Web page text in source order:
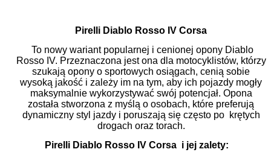
Pirelli Diablo Rosso IV Corsa
To nowy wariant popularnej i cenionej opony Diablo
Rosso IV. Przeznaczona jest ona dla motocyklistów, którzy
szukają opony o sportowych osiągach, cenią sobie
wysoką jakość i zależy im na tym, aby ich pojazdy mogły
maksymalnie wykorzystywać swój potencjał. Opona
została stworzona z myślą o osobach, które preferują
dynamiczny styl jazdy i poruszają się często po krętych
drogach oraz torach.
Pirelli Diablo Rosso IV Corsa i jej zalety: